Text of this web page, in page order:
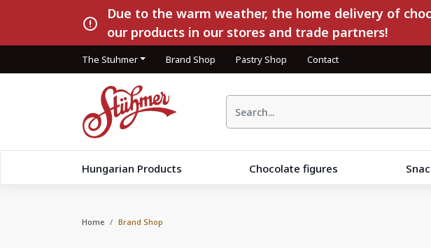
Due to the warm weather, the home delivery of
our products in our stores and trade partners!
The Stuhmer Brand Shop Pastry Shop Contact
Hungarian Products Chocolate figures
Home Brand Shop